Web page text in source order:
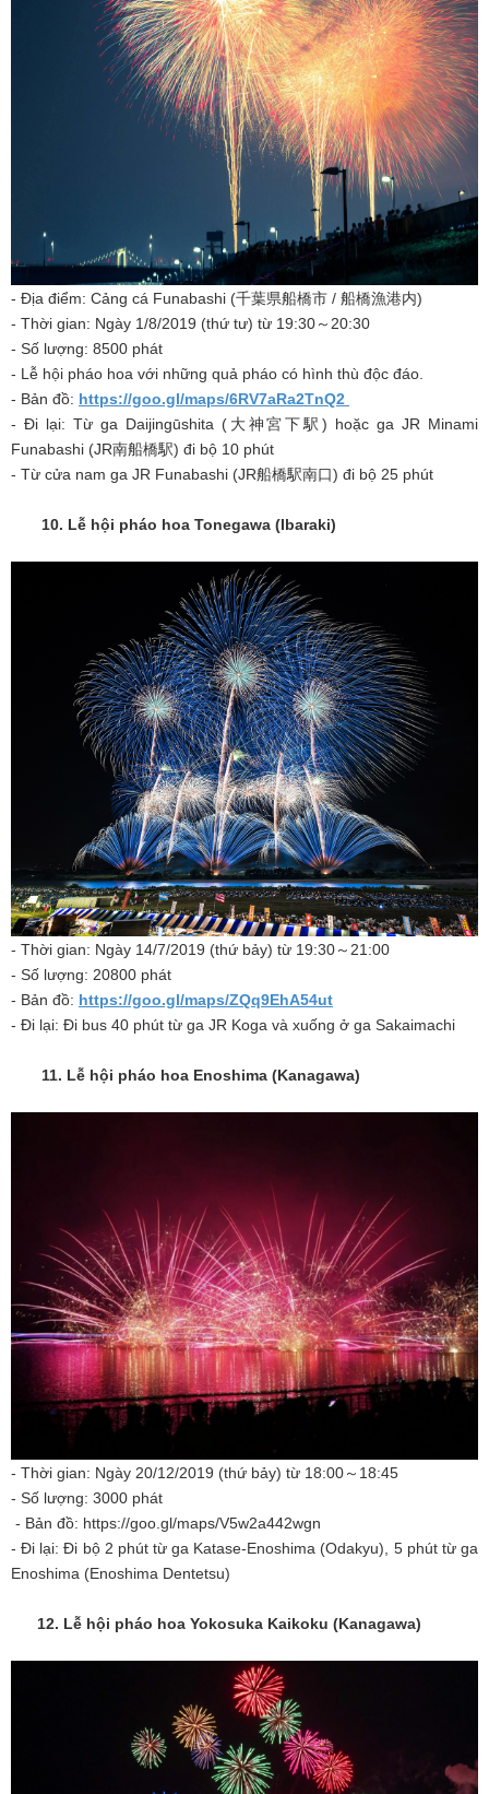
- Địa điểm: Cảng cá Funabashi (千葉県船橋市 / 船橋漁港内)
- Thời gian: Ngày 1/8/2019 (thứ tư) từ 19:30～20:30
- Số lượng: 8500 phát
- Lễ hội pháo hoa với những quả pháo có hình thù độc đáo.
- Bản đồ: https://goo.gl/maps/6RV7aRa2TnQ2
- Đi lại: Từ ga Daijingūshita (大神宮下駅) hoặc ga JR Minami
Funabashi (JR南船橋駅) đi bộ 10 phút
- Từ cửa nam ga JR Funabashi (JR船橋駅南口) đi bộ 25 phút
10. Lễ hội pháo hoa Tonegawa (Ibaraki)
- Thời gian: Ngày 14/7/2019 (thứ bảy) từ 19:30～21:00
- Số lượng: 20800 phát
- Bản đồ: https://goo.gl/maps/ZQq9EhA54ut
- Đi lại: Đi bus 40 phút từ ga JR Koga và xuống ở ga Sakaimachi
11. Lễ hội pháo hoa Enoshima (Kanagawa)
- Thời gian: Ngày 20/12/2019 (thứ bảy) từ 18:00～18:45
- Số lượng: 3000 phát
- Bản đồ: https://goo.gl/maps/V5w2a442wgn
- Đi lại: Đi bộ 2 phút từ ga Katase-Enoshima (Odakyu), 5 phút từ ga
Enoshima (Enoshima Dentetsu)
12. Lễ hội pháo hoa Yokosuka Kaikoku (Kanagawa)